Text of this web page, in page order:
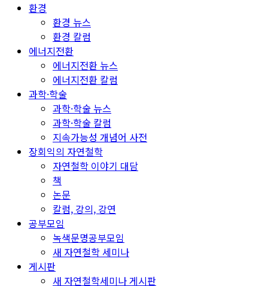
환경
환경 뉴스
환경 칼럼
에너지전환
에너지전환 뉴스
에너지전환 칼럼
과학·학술
과학·학술 뉴스
과학·학술 칼럼
지속가능성 개념어 사전
장회익의 자연철학
자연철학 이야기 대담
책
논문
칼럼, 강의, 강연
공부모임
녹색문명공부모임
새 자연철학 세미나
게시판
새 자연철학세미나 게시판